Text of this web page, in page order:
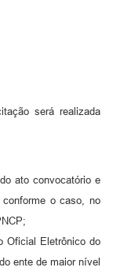
será realizada
ato convocatório e
o caso, no
Oficial Eletrônico do
ente de maior nível